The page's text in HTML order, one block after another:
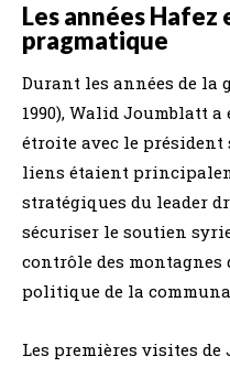
Les années Hafez
pragmatique
Durant les années de la
1990), Walid Joumblatt
étroite avec le président
liens étaient
stratégiques du leader
sécuriser le soutien
contrôle des
politique de la
Les premières visites de